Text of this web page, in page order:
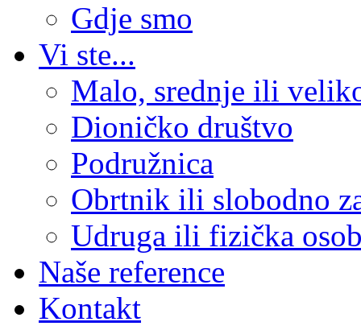
Gdje smo
Vi ste...
Malo, srednje ili
Dioničko društvo
Podružnica
Obrtnik ili slobodno
Udruga ili fizička
Naše reference
Kontakt